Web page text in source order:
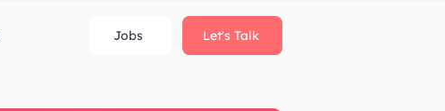
Jobs Let's Talk